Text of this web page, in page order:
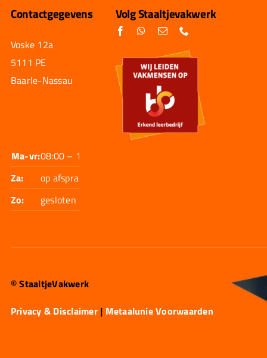
Contactgegevens
Voske 12a
5111 PE
Baarle-Nassau
Ma-vr:08:00 – 17:30
Za:
op afspraak
Zo:
gesloten
Volg Staaltjevakwerk
© StaaltjeVakwerk
Privacy & Disclaimer| Metaalunie Voorwaarden